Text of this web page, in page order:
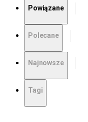
Powiązane
Polecane
Najnowsze
Tagi